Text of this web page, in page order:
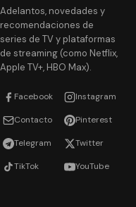
Adelantos, novedades y
recomendaciones de
series de TV y plataformas
de streaming (como Netflix,
Apple TV+, HBO Max).
Facebook Instagram
Contacto Pinterest
Telegram Twitter
TikTok YouTube